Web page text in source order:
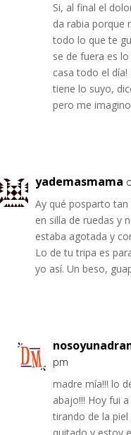
Si, al final el
da rabia porque
todo lo que te
se de fuera es
casa todo el
tiene lo suyo,
pero me
yademasmama
Ay qué posparto
en silla de ruedas y
estaba agotada y
Lo de tu tripa es
yo así. Un beso,
pm
madre mía!!! lo
abajo!!! Hoy fui
tirando de la